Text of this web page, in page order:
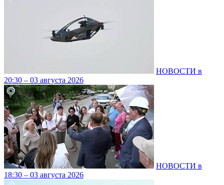
НОВОСТИ в
20:30 – 03 августа 2026
НОВОСТИ в
18:30 – 03 августа 2026